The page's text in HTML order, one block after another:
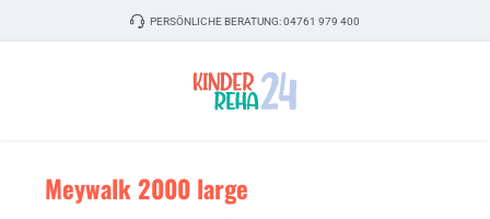
Zum Hauptinhalt springenPERSÖNLICHE BERATUNG:04761 979 400
Meywalk 2000 large